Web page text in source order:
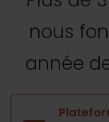
nous
année